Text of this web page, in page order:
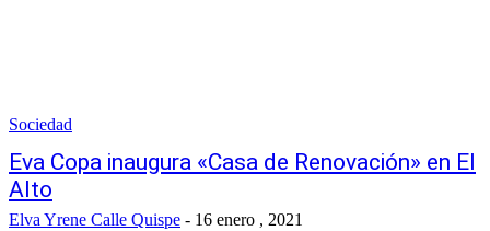
Sociedad
Eva Copa inaugura «Casa de Renovación» en El
Alto
Elva Yrene Calle Quispe - 16 enero , 2021